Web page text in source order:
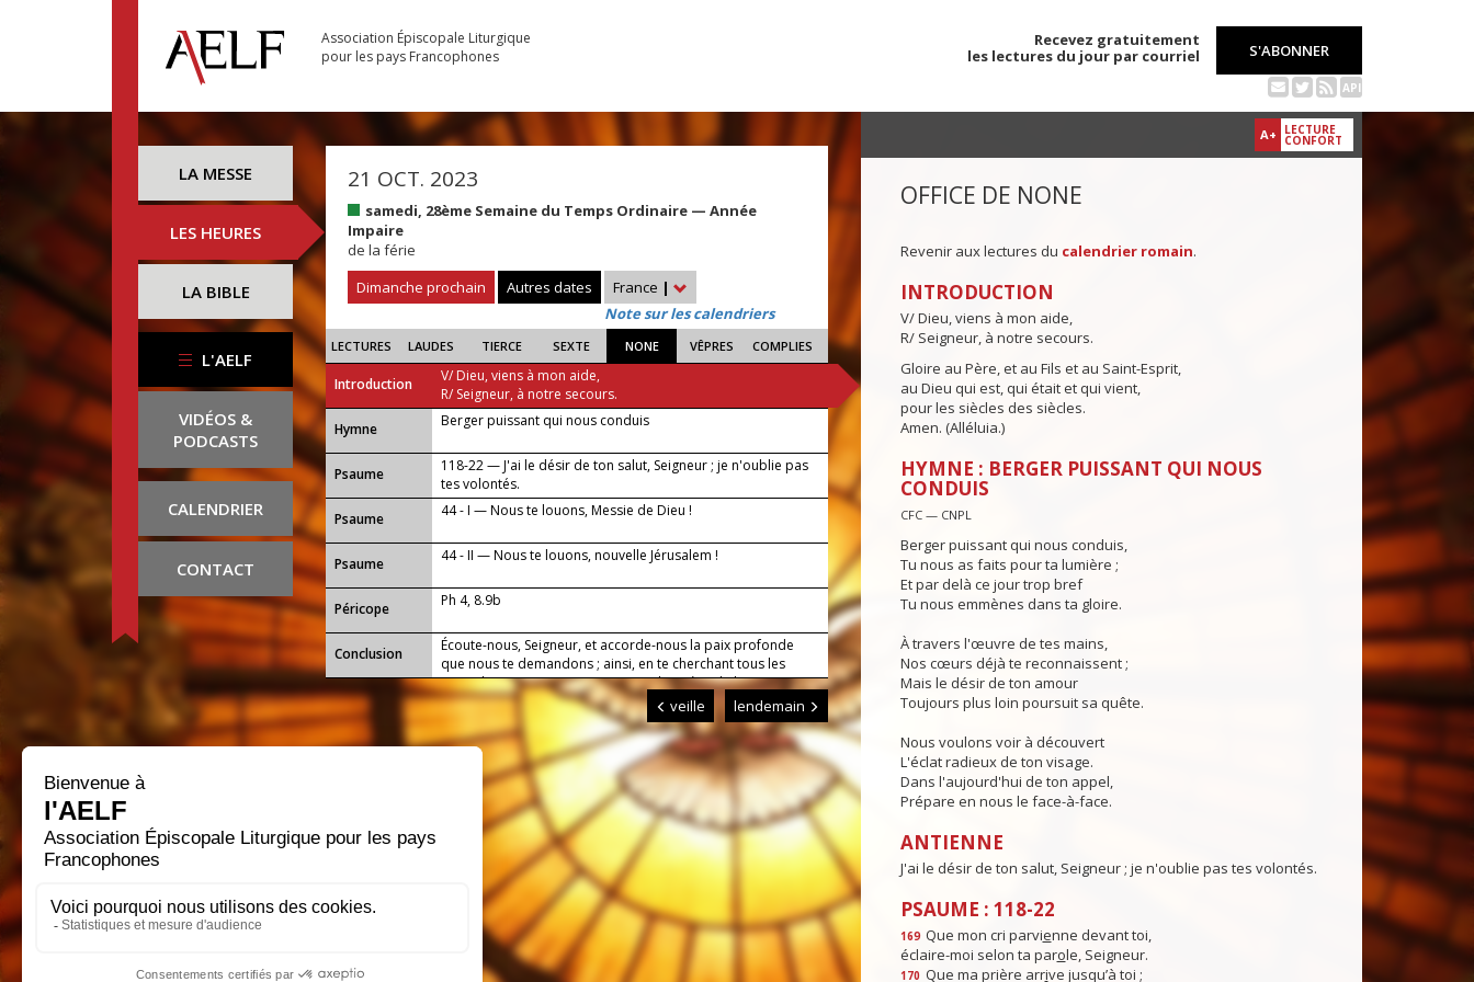
Association Épiscopale Liturgique
pour les pays Francophones
Recevez gratuitement
les lectures du jour par courriel
S'ABONNER
API
LA MESSE
LES HEURES
LA BIBLE
L'AELF
VIDÉOS &
PODCASTS
CALENDRIER
CONTACT
21 OCT. 2023
samedi, 28ème Semaine du Temps Ordinaire — Année
Impaire
de la férie
Dimanche prochain
Autres dates France |
Note sur les calendriers
LECTURES LAUDES TIERCE SEXTE NONE VÊPRES COMPLIES
Introduction
V/ Dieu, viens à mon aide,
R/ Seigneur, à notre secours.
...
Hymne Berger puissant qui nous conduis
Psaume
118-22 — J'ai le désir de ton salut, Seigneur ; je n'oublie pas
tes volontés.
Psaume
44 - I — Nous te louons, Messie de Dieu !
Psaume 44 - II — Nous te louons, nouvelle Jérusalem !
Péricope Ph 4, 8.9b
Conclusion
Écoute-nous, Seigneur, et accorde-nous la paix profonde
que nous te demandons ; ainsi, en te cherchant tous les
jours de notre vie, et soutenus par la prière de la Vierge
Marie, nous parviendrons sans encombre jusqu'à toi.
veille lendemain
A+ LECTURE
CONFORT
OFFICE DE NONE
Revenir aux lectures du calendrier romain.
INTRODUCTION
V/ Dieu, viens à mon aide,
R/ Seigneur, à notre secours.
Gloire au Père, et au Fils et au Saint-Esprit,
au Dieu qui est, qui était et qui vient,
pour les siècles des siècles.
Amen. (Alléluia.)
HYMNE : BERGER PUISSANT QUI NOUS
CONDUIS
CFC — CNPL
Berger puissant qui nous conduis,
Tu nous as faits pour ta lumière ;
Et par delà ce jour trop bref
Tu nous emmènes dans ta gloire.
À travers l'œuvre de tes mains,
Nos cœurs déjà te reconnaissent ;
Mais le désir de ton amour
Toujours plus loin poursuit sa quête.
Nous voulons voir à découvert
L'éclat radieux de ton visage.
Dans l'aujourd'hui de ton appel,
Prépare en nous le face-à-face.
ANTIENNE
J'ai le désir de ton salut, Seigneur ; je n'oublie pas tes volontés.
PSAUME : 118-22
169 Que mon cri parvienne devant toi,
éclaire-moi selon ta parole, Seigneur.
170 Que ma prière arrive jusqu’à toi ;